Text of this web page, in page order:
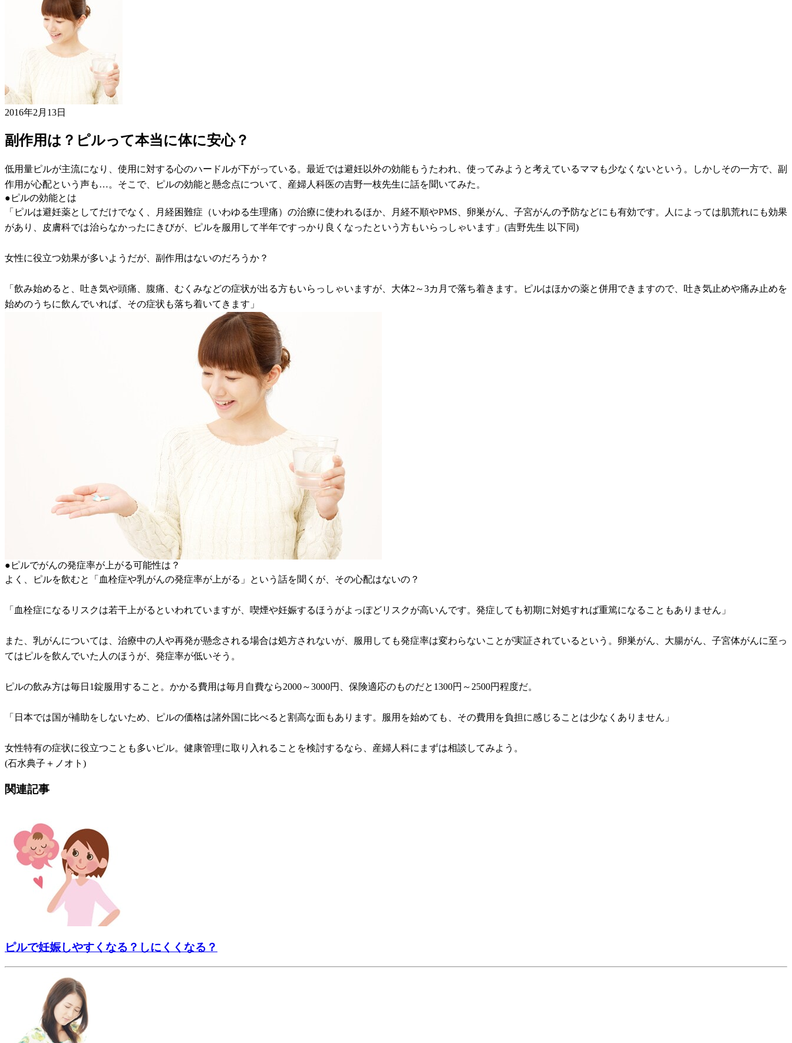
2016年2月13日
副作用は？ピルって本当に体に安心？
低用量ピルが主流になり、使用に対する心のハードルが下がっている。最近では避妊以外の効能もうたわれ、使ってみようと考えているママも少なくないという。しかしその一方で、副
作用が心配という声も…。そこで、ピルの効能と懸念点について、産婦人科医の吉野一枝先生に話を聞いてみた。
●ピルの効能とは
「ピルは避妊薬としてだけでなく、月経困難症（いわゆる生理痛）の治療に使われるほか、月経不順やPMS、卵巣がん、子宮がんの予防などにも有効です。人によっては肌荒れにも効果
があり、皮膚科では治らなかったにきびが、ピルを服用して半年ですっかり良くなったという方もいらっしゃいます」(吉野先生 以下同)
女性に役立つ効果が多いようだが、副作用はないのだろうか？
「飲み始めると、吐き気や頭痛、腹痛、むくみなどの症状が出る方もいらっしゃいますが、大体2～3カ月で落ち着きます。ピルはほかの薬と併用できますので、吐き気止めや痛み止めを
始めのうちに飲んでいれば、その症状も落ち着いてきます」
●ピルでがんの発症率が上がる可能性は？
よく、ピルを飲むと「血栓症や乳がんの発症率が上がる」という話を聞くが、その心配はないの？
「血栓症になるリスクは若干上がるといわれていますが、喫煙や妊娠するほうがよっぽどリスクが高いんです。発症しても初期に対処すれば重篤になることもありません」
また、乳がんについては、治療中の人や再発が懸念される場合は処方されないが、服用しても発症率は変わらないことが実証されているという。卵巣がん、大腸がん、子宮体がんに至っ
てはピルを飲んでいた人のほうが、発症率が低いそう。
ピルの飲み方は毎日1錠服用すること。かかる費用は毎月自費なら2000～3000円、保険適応のものだと1300円～2500円程度だ。
「日本では国が補助をしないため、ピルの価格は諸外国に比べると割高な面もあります。服用を始めても、その費用を負担に感じることは少なくありません」
女性特有の症状に役立つことも多いピル。健康管理に取り入れることを検討するなら、産婦人科にまずは相談してみよう。
(石水典子＋ノオト)
関連記事
ピルで妊娠しやすくなる？しにくくなる？